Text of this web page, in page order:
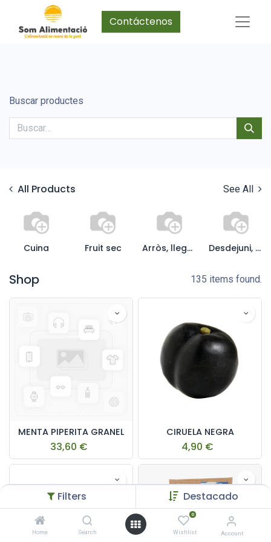
Filters Destacado
Home Search
0
Wishlist Account
Contáctenos
Buscar productes
All Products See All
Cuina Fruit sec Arròs, llegum, pasta Desdejuni, farines i dolços
Shop 135 items found.
MENTA PIPERITA GRANEL
33,60 €
CIRUELA NEGRA
4,90 €